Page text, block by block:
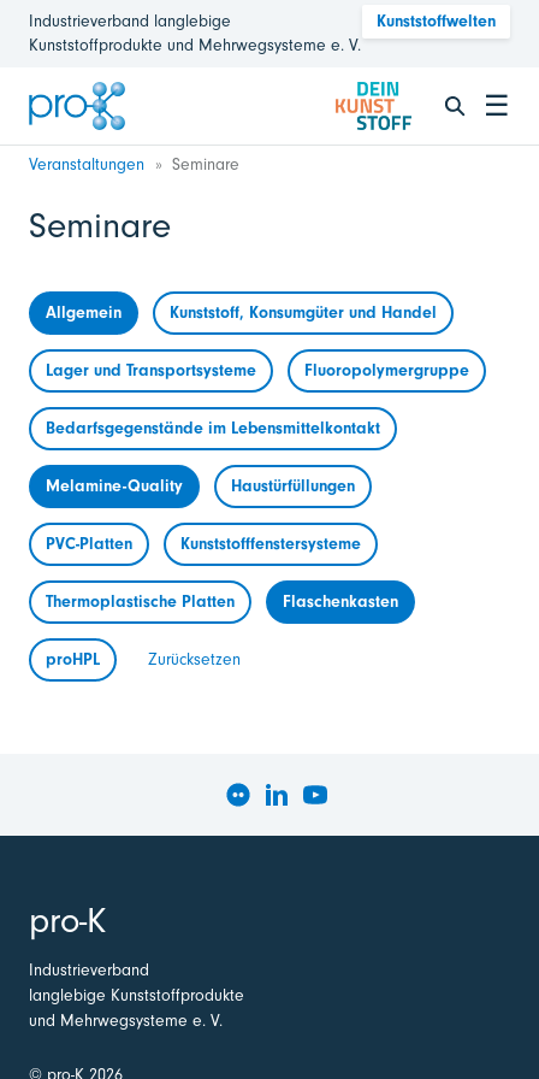
Industrieverband langlebige
Kunststoffprodukte und Mehrwegsysteme e. V.
Kunststoffwelten
☰
Veranstaltungen Seminare
Seminare
Allgemein Kunststoff, Konsumgüter und Handel
Lager und Transportsysteme Fluoropolymergruppe
Bedarfsgegenstände im Lebensmittelkontakt
Melamine-Quality Haustürfüllungen
PVC-Platten Kunststofffenstersysteme
Thermoplastische Platten Flaschenkasten
proHPL Zurücksetzen
pro-K
Industrieverband
langlebige Kunststoffprodukte
und Mehrwegsysteme e. V.
© pro-K 2026